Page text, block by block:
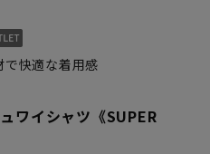
快適な着用感
ワイシャツ《SUPER